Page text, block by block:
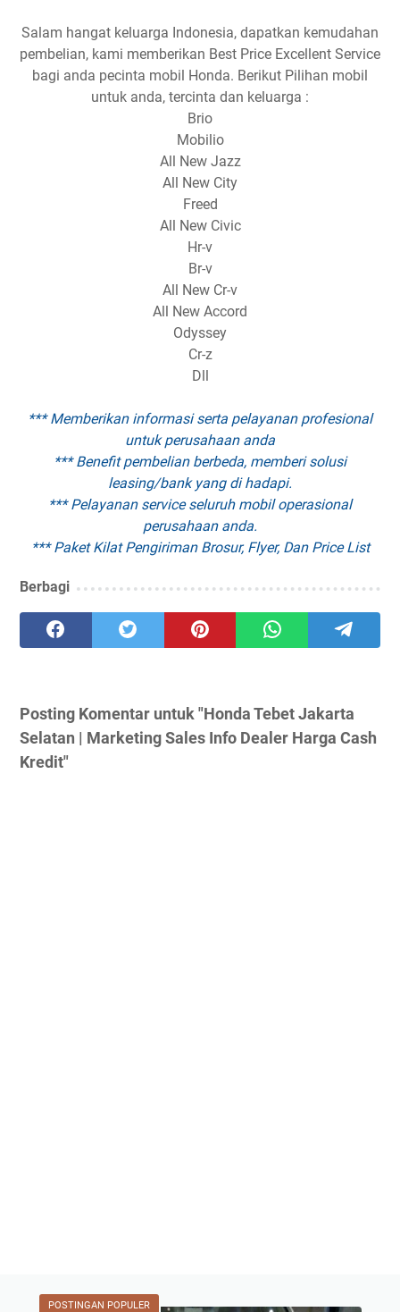
Salam hangat keluarga Indonesia, dapatkan kemudahan
pembelian, kami memberikan Best Price Excellent Service
bagi anda pecinta mobil Honda. Berikut Pilihan mobil
untuk anda, tercinta dan keluarga :
Brio
Mobilio
All New Jazz
All New City
Freed
All New Civic
Hr-v
Br-v
All New Cr-v
All New Accord
Odyssey
Cr-z
Dll
*** Memberikan informasi serta pelayanan profesional
untuk perusahaan anda
*** Benefit pembelian berbeda, memberi solusi
leasing/bank yang di hadapi.
*** Pelayanan service seluruh mobil operasional
perusahaan anda.
*** Paket Kilat Pengiriman Brosur, Flyer, Dan Price List
Berbagi
Posting Komentar untuk "Honda Tebet Jakarta
Selatan | Marketing Sales Info Dealer Harga Cash
Kredit"
POSTINGAN POPULER